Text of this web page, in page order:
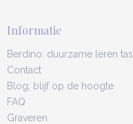
Informatie
Berdino: duurzame leren
Contact
Blog; blijf op de hoogte
FAQ
Graveren